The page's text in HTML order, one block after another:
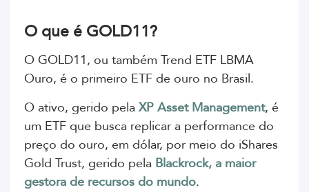
O que é GOLD11?
O GOLD11, ou também Trend ETF LBMA
Ouro, é o primeiro ETF de ouro no Brasil.
O ativo, gerido pela XP Asset Management, é
um ETF que busca replicar a performance do
preço do ouro, em dólar, por meio do iShares
Gold Trust, gerido pela Blackrock, a maior
gestora de recursos do mundo.